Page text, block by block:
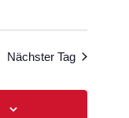
Nächster Tag